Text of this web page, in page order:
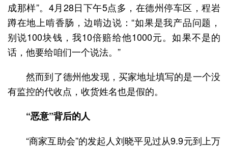
成那样”。4月28日下午5点多，在德州停车区，程岩
蹲在地上啃香肠，边啃边说：“如果是我产品问题，
别说100块钱，我10倍赔给他1000元。如果不是的
话，他要给咱们一个说法。”
然而到了德州他发现，买家地址填写的是一个没
有监控的代收点，收货姓名也是假的。
“恶意”背后的人
“商家互助会”的发起人刘晓平见过从9.9元到上万